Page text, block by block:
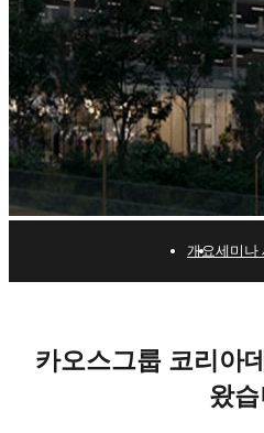
라인 세
12월 7일(월) - 12월10
개요세미나
카오스그룹 코리아
왔